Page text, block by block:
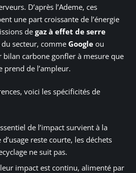
D’après l’Ademe, ces
une part croissante de l’énergie
de gaz à effet de serre
du secteur, comme Google ou
bilan carbone gonfler à mesure que
prend de l’ampleur.
voici les spécificités de
de l’impact survient à la
reste courte, les déchets
ne suit pas.
impact est continu, alimenté par